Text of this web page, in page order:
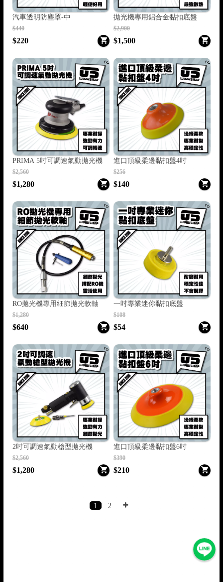
汽車透明防塵罩-中
$440
$220
拋光機專用鋁合金黏扣底盤
$2,900
$1,500
PRIMA 5吋可調速氣動拋光機
$2,560
$1,280
進口頂級柔邊黏扣盤4吋
$256
$140
RO拋光機專用細節拋光軟軸
$1,280
$640
一吋專業迷你黏扣底盤
$108
$54
2吋可調速氣動槍型拋光機
$2,560
$1,280
進口頂級柔邊黏扣盤6吋
$390
$210
1 2